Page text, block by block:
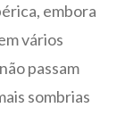
embora
vários
passam
sombrias